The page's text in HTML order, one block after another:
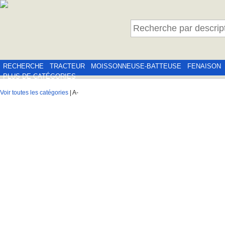
RECHERCHE TRACTEUR MOISSONNEUSE-BATTEUSE
FENAISON
PLUS DE CATÉGORIES
Voir toutes les catégories | A-